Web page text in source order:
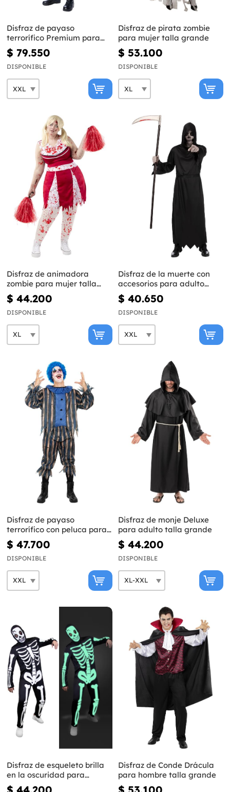
Disfraz de payaso
terrorífico Premium para
hombre talla grande
$ 79.550
DISPONIBLE
Disfraz de pirata zombie
para mujer talla grande
$ 53.100
DISPONIBLE
Disfraz de animadora
zombie para mujer talla
grande
$ 44.200
DISPONIBLE
Disfraz de la muerte con
accesorios para adulto
talla grande
$ 40.650
DISPONIBLE
Disfraz de payaso
terrorífico con peluca para
hombre talla grande
$ 47.700
DISPONIBLE
Disfraz de monje Deluxe
para adulto talla grande
$ 44.200
DISPONIBLE
Disfraz de esqueleto brilla
en la oscuridad para
hombre talla grande
Disfraz de Conde Drácula
para hombre talla grande